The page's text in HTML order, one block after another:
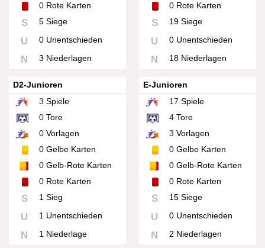
0 Rote Karten
S 5 Siege
U 0 Unentschieden
N 3 Niederlagen
0Rote Karten
S 19 Siege
U 0 Unentschieden
N 18 Niederlagen
D2-Junioren
3 Spiele
0 Tore
0 Vorlagen
0 Gelbe Karten
0 Gelb-Rote Karten
0 Rote Karten
S 1 Sieg
U 1 Unentschieden
N 1 Niederlage
E-Junioren
17 Spiele
4Tore
3 Vorlagen
0Gelbe Karten
0Gelb-Rote Karten
0Rote Karten
S 15 Siege
U 0 Unentschieden
N 2 Niederlagen